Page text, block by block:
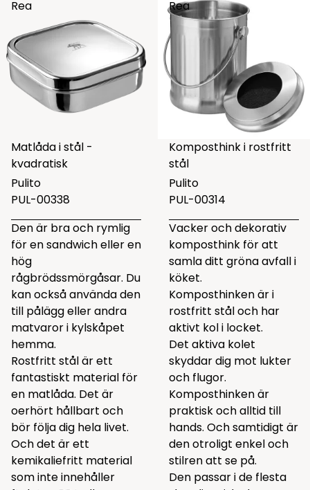
Rea
Matlåda i stål -
kvadratisk
Pulito
PUL-00338
Den är bra och rymlig
för en sandwich eller en
hög
rågbrödssmörgåsar. Du
kan också använda den
till pålägg eller andra
matvaror i kylskåpet
hemma.
Rostfritt stål är ett
fantastiskt material för
en matlåda. Det är
oerhört hållbart och
bör följa dig hela livet.
Och det är ett
kemikaliefritt material
som inte innehåller
Rea
Komposthink i rostfritt
stål
Pulito
PUL-00314
Vacker och dekorativ
komposthink för att
samla ditt gröna avfall i
köket.
Komposthinken är i
rostfritt stål och har
aktivt kol i locket.
Det aktiva kolet
skyddar dig mot lukter
och flugor.
Komposthinken är
praktisk och alltid till
hands. Och samtidigt är
den otroligt enkel och
stilren att se på.
Den passar i de flesta